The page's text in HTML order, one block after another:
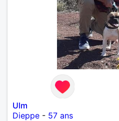
Ulm
Dieppe - 57 ans